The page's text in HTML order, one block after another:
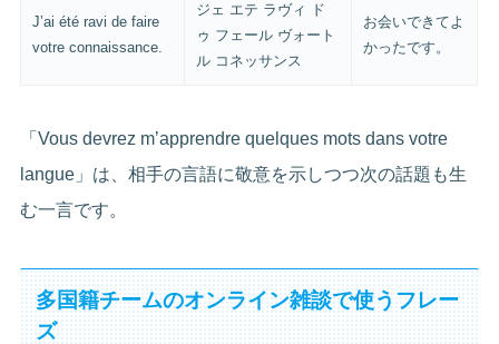
J’ai été ravi de faire
votre connaissance.
ジェ エテ ラヴィ ド
ゥ フェール ヴォート
ル コネッサンス
お会いできてよ
かったです。
「Vous devrez m’apprendre quelques mots dans votre
langue」は、相手の言語に敬意を示しつつ次の話題も生
む一言です。
多国籍チームのオンライン雑談で使うフレー
ズ